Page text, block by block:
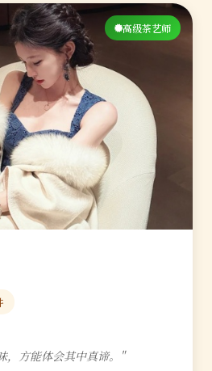
高级茶艺师
，方能体会其中真谛。"